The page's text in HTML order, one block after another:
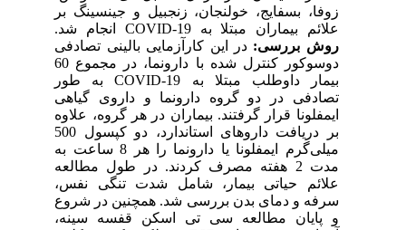
زوفا، بسفایج، خولنجان، زنجبیل و جینسینگ بر
علائم بیماران مبتلا به 19-COVID انجام شد.
روش بررسی:در این کارآزمایی بالینی تصادفی
دوسوکور کنترل شده با دارونما، در مجموع 60
بیمار داوطلب مبتلا به 19-COVID به طور
تصادفی در دو گروه دارونما و داروی گیاهی
ایمفلونا قرار گرفتند. بیماران در هر گروه، علاوه
بر دریافت داروهای استاندارد، دو کپسول 500
میلی‌گرم ایمفلونا یا دارونما را هر 8 ساعت به
مدت 2 هفته مصرف کردند. در طول مطالعه
علائم حیاتی بیمار، شامل شدت تنگی نفس،
سرفه و دمای بدن بررسی شد. همچنین در شروع
و پایان مطالعه سی تی اسکن قفسه سینه،